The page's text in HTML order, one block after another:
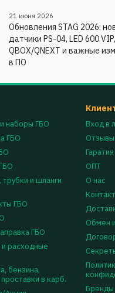
21 июня 2026
Обновления STAG 2026:
датчики PS-04, LED 600 VIP,
QBOX/QNEXT и важные
в ПО
наборы ГБО
ГБО
трубки и шланги
ГБО
ГБО
расходные
бензина,
в карб.
Вход в
Отзывы
Гаратия
ОПТ
О нас
Обмен
Бренды